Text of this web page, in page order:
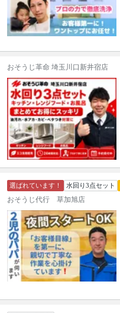
おそうじ革命 埼玉川口新井宿店
選ばれています！ 水回り3点セット
おそうじ代行 草加旭店